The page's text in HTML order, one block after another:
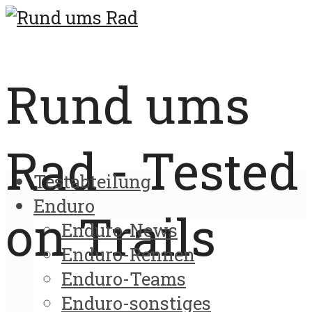
Rund ums
Rad - Tested
on Trails
Testabteilung
Enduro
Enduro-News
Enduro-Rennen
Enduro-Teams
Enduro-sonstiges